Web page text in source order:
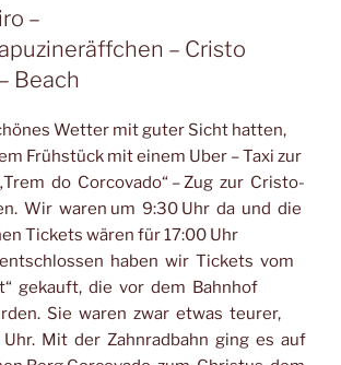
–
– Cristo
Beach
Wetter mit guter Sicht hatten,
Frühstück mit einem Uber – Taxi zur
do Corcovado“ – Zug zur Cristo-
Wir waren um 9:30 Uhr da und die
Tickets wären für 17:00 Uhr
haben wir Tickets vom
gekauft, die vor dem Bahnhof
Sie waren zwar etwas teurer,
Mit der Zahnradbahn ging es auf